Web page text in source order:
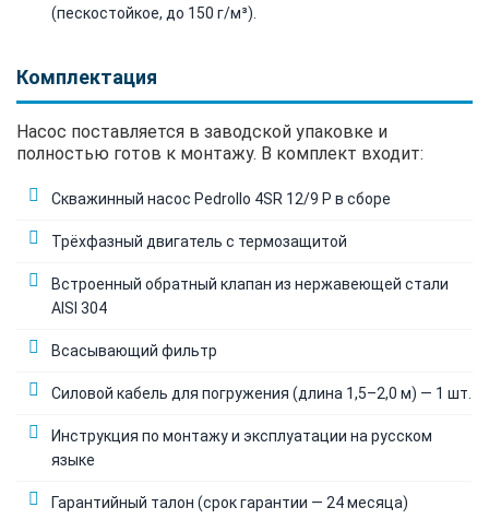
(пескостойкое, до 150 г/м³).
Комплектация
Насос поставляется в заводской упаковке и
полностью готов к монтажу. В комплект входит:
Скважинный насос Pedrollo 4SR 12/9 P в сборе
Трёхфазный двигатель с термозащитой
Встроенный обратный клапан из нержавеющей стали
AISI 304
Всасывающий фильтр
Силовой кабель для погружения (длина 1,5–2,0 м) — 1 шт.
Инструкция по монтажу и эксплуатации на русском
языке
Гарантийный талон (срок гарантии — 24 месяца)